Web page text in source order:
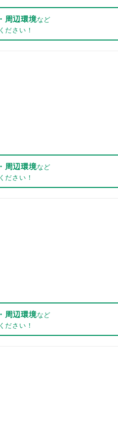
周辺環境など
ださい！
周辺環境など
ださい！
周辺環境など
ださい！